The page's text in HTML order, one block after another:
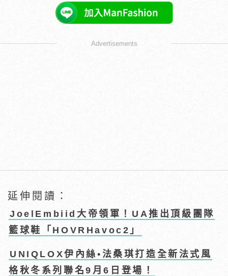
Advertisements
延伸閱讀：
JoelEmbiid大帝領軍！UA推出頂級團隊
籃球鞋「HOVRHavoc2」
UNIQLOX伊內絲•法桑琪打造全新法式風
格秋冬系列聯名9月6日登場！